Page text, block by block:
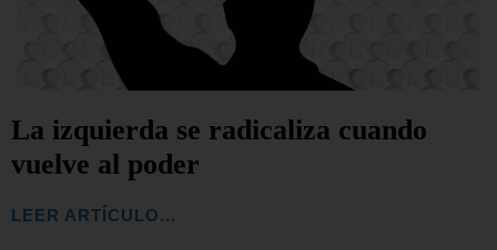
La izquierda se radicaliza cuando
vuelve al poder
LEER ARTÍCULO...